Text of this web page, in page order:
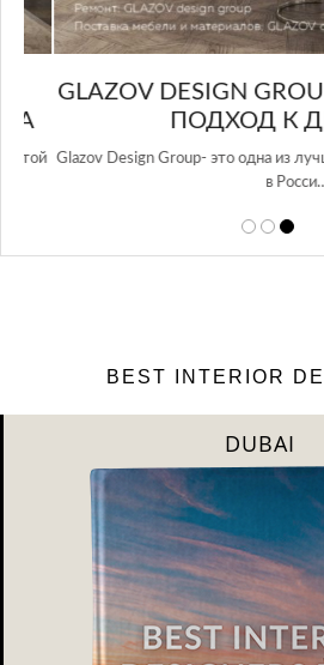
GLAZOV DESIGN
ПОДХОД К
Glazov Design Group- это одна из лучших
в Росси…
BEST INTERIOR
DUBAI